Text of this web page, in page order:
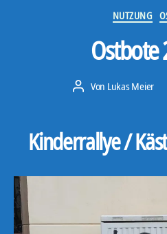
NUTZUNG
Ostbote
Beitragsautor
Von Lukas Meier
Kinderrallye /